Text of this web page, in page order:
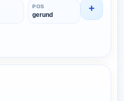
POS
gerund
+